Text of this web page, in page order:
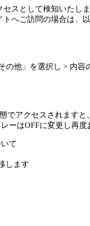
スとして検知いたしま
へご訪問の場合は、
の他」を選択し > 内
でアクセスされますと
ーはOFFに変更し再度
て
します